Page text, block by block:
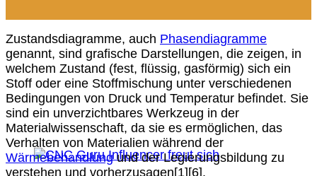
Zustandsdiagramme, auch Phasendiagramme
genannt, sind grafische Darstellungen, die zeigen, in
welchem Zustand (fest, flüssig, gasförmig) sich ein
Stoff oder eine Stoffmischung unter verschiedenen
Bedingungen von Druck und Temperatur befindet. Sie
sind ein unverzichtbares Werkzeug in der
Materialwissenschaft, da sie es ermöglichen, das
Verhalten von Materialien während der
Wärmebehandlungund der Legierungsbildung zu
verstehen und vorherzusagen[1][6].